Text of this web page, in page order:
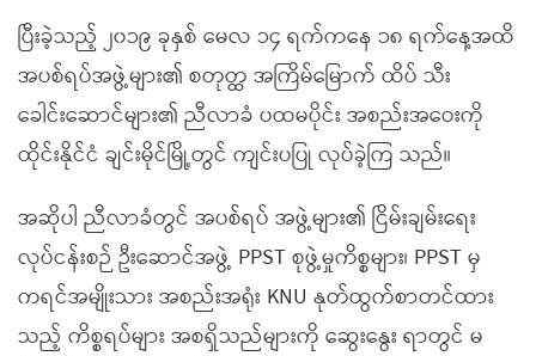
ပြီးခဲ့သည့် ၂၀၁၉ ခုနှစ် မေလ ၁၄ ရက်ကနေ ၁၈ ရက်နေ့အထိ
အပစ်ရပ်အဖွဲ့များ၏ စတုတ္ထ အကြိမ်မြောက် ထိပ် သီး
ခေါင်းဆောင်များ၏ ညီလာခံ ပထမပိုင်း အစည်းအဝေးကို
ထိုင်းနိုင်ငံ ချင်းမိုင်မြို့တွင် ကျင်းပပြု လုပ်ခဲ့ကြ သည်။
အဆိုပါ ညီလာခံတွင် အပစ်ရပ် အဖွဲ့များ၏ ငြိမ်းချမ်းရေး
လုပ်ငန်းစဉ် ဦးဆောင်အဖွဲ့ PPST စုဖွဲ့မှုကိစ္စများ၊ PPST မှ
ကရင်အမျိုးသား အစည်းအရုံး KNU နုတ်ထွက်စာတင်ထား
သည့် ကိစ္စရပ်များ အစရှိသည်များကို ဆွေးနွေး ရာတွင် မ